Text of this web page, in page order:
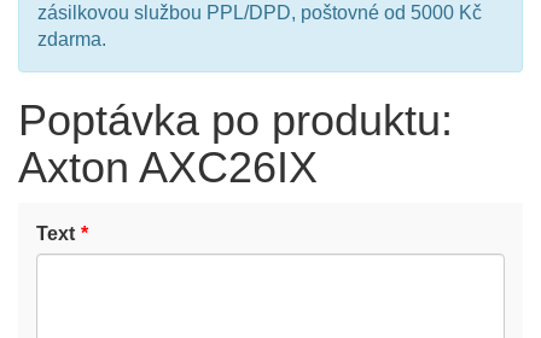
zásilkovou službou PPL/DPD, poštovné od 5000 Kč
zdarma.
Poptávka po produktu:
Axton AXC26IX
Text